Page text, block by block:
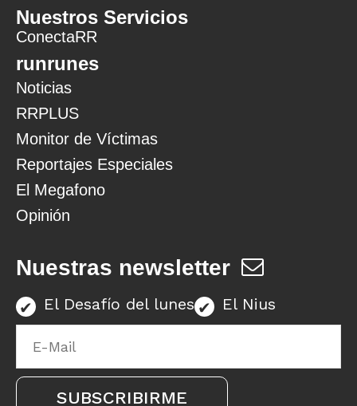
Nuestros Servicios
ConectaRR
runrunes
Noticias
RRPLUS
Monitor de Víctimas
Reportajes Especiales
El Megafono
Opinión
Nuestras newsletter
El Desafío del lunes El Nius